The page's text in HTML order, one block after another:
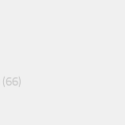
(66)